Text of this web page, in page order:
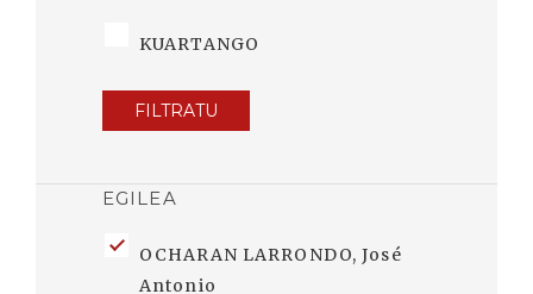
KUARTANGO
FILTRATU
EGILEA
OCHARAN LARRONDO, José
Antonio